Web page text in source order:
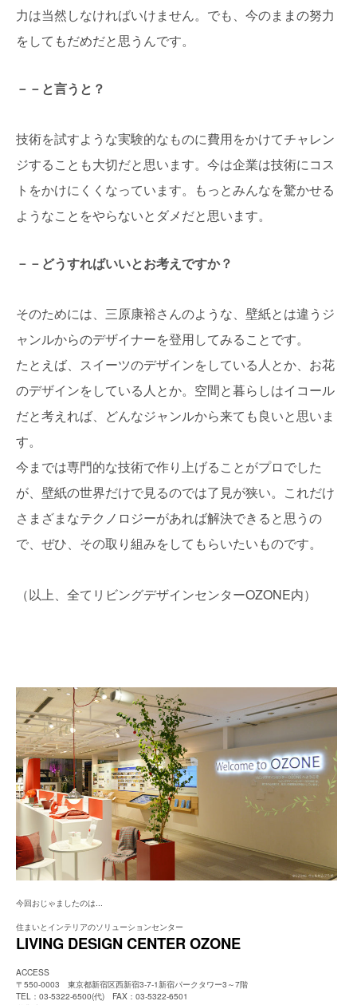
力は当然しなければいけません。でも、今のままの努力
をしてもだめだと思うんです。
－－と言うと？
技術を試すような実験的なものに費用をかけてチャレン
ジすることも大切だと思います。今は企業は技術にコス
トをかけにくくなっています。もっとみんなを驚かせる
ようなことをやらないとダメだと思います。
－－どうすればいいとお考えですか？
そのためには、三原康裕さんのような、壁紙とは違うジ
ャンルからのデザイナーを登用してみることです。
たとえば、スイーツのデザインをしている人とか、お花
のデザインをしている人とか。空間と暮らしはイコール
だと考えれば、どんなジャンルから来ても良いと思いま
す。
今までは専門的な技術で作り上げることがプロでした
が、壁紙の世界だけで見るのでは了見が狭い。これだけ
さまざまなテクノロジーがあれば解決できると思うの
で、ぜひ、その取り組みをしてもらいたいものです。
（以上、全てリビングデザインセンターOZONE内）
今回おじゃましたのは...
住まいとインテリアのソリューションセンター
LIVING DESIGN CENTER OZONE
ACCESS
〒550-0003 東京都新宿区西新宿3-7-1新宿パークタワー3～7階
TEL：03-5322-6500(代) FAX：03-5322-6501